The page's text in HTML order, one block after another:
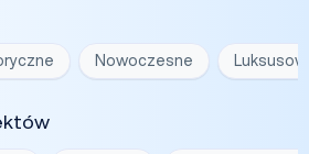
Nowoczesne